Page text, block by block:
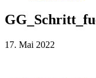
17. Mai 2022